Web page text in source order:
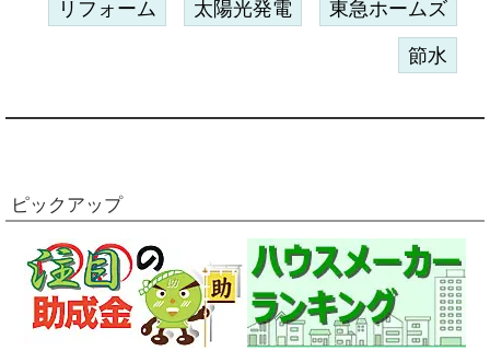
リフォーム 太陽光発電 東急ホームズ
節水
ピックアップ